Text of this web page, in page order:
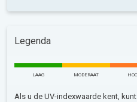
Legenda
LAAG MODERAAT
Als u de UV-indexwaarde kent,